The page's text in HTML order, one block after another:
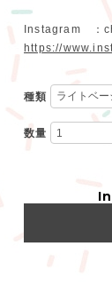
Instagram ：
https://
種類
数量